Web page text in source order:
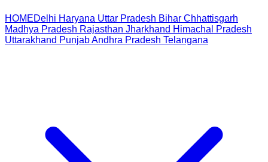
HOMEDelhi Haryana Uttar Pradesh Bihar Chhattisgarh
Madhya Pradesh Rajasthan Jharkhand Himachal Pradesh
Uttarakhand PunjabAndhra Pradesh Telangana